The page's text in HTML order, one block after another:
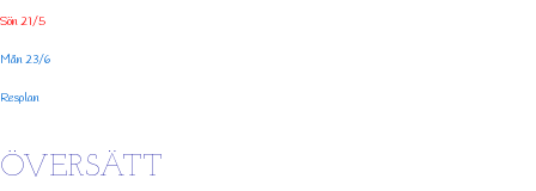
Sön 21/5
Mån 23/6
Resplan
ÖVERSÄTT